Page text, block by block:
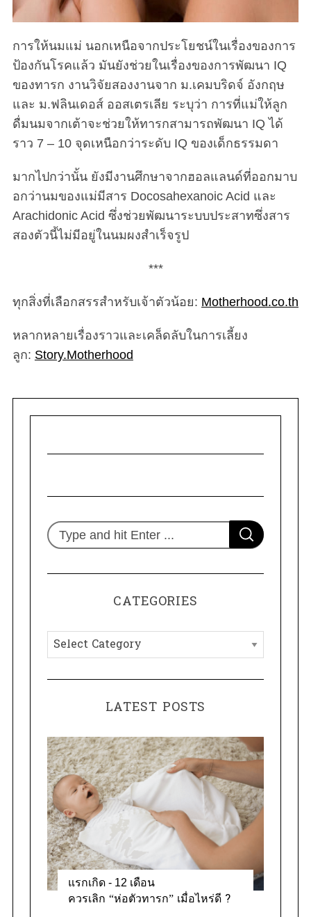
การให้นมแม่ นอกเหนือจากประโยชน์ในเรื่องของการ
ป้องกันโรคแล้ว มันยังช่วยในเรื่องของการพัฒนา IQ
ของทารก งานวิจัยสองงานจาก ม.เคมบริดจ์ อังกฤษ
และ ม.ฟลินเดอส์ ออสเตรเลีย ระบุว่า การที่แม่ให้ลูก
ดื่มนมจากเต้าจะช่วยให้ทารกสามารถพัฒนา IQ ได้
ราว 7 – 10 จุดเหนือกว่าระดับ IQ ของเด็กธรรมดา
มากไปกว่านั้น ยังมีงานศึกษาจากฮอลแลนด์ที่ออกมาบ
อกว่านมของแม่มีสาร Docosahexanoic Acid และ
Arachidonic Acid ซึ่งช่วยพัฒนาระบบประสาทซึ่งสาร
สองตัวนี้ไม่มีอยู่ในนมผงสำเร็จรูป
***
ทุกสิ่งที่เลือกสรรสำหรับเจ้าตัวน้อย: Motherhood.co.th
หลากหลายเรื่องราวและเคล็ดลับในการเลี้ยง
ลูก: Story.Motherhood
S
e
r
S
E
C
CATEGORIES
C
a
t
o
r
i
e
s
LATEST POSTS
แรกเกิด - 12 เดือน
ควรเลิก “ห่อตัวทารก” เมื่อไหร่ดี ?